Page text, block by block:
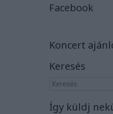
Facebook
Koncert
Keresés
Így küldj